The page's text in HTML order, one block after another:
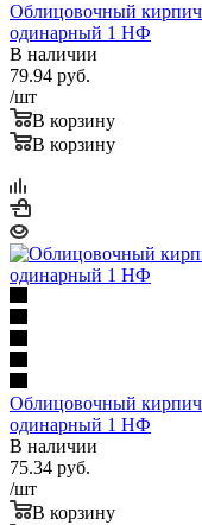
Облицовочный кирпич
одинарный 1 НФ
В наличии
79.94 руб.
/шт
В корзину
В корзину
Облицовочный кирпич
одинарный 1 НФ
В наличии
75.34 руб.
/шт
В корзину